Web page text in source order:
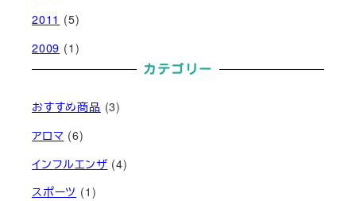
2011 (5)
2009 (1)
カテゴリー
おすすめ商品 (3)
アロマ (6)
インフルエンザ (4)
スポーツ (1)